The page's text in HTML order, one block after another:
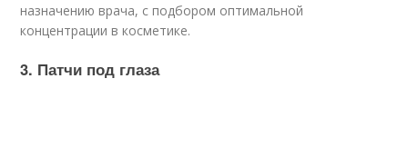
назначению врача, с подбором оптимальной
концентрации в косметике.
3. Патчи под глаза